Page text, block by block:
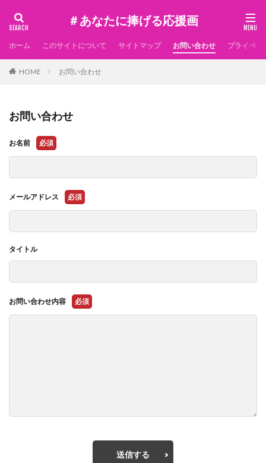
＃あなたに捧げる応援画
ホーム このサイトについて サイトマップ お問い合わせ プライベー
HOME お問い合わせ
お問い合わせ
お名前 必須
メールアドレス 必須
タイトル
お問い合わせ内容 必須
送信する